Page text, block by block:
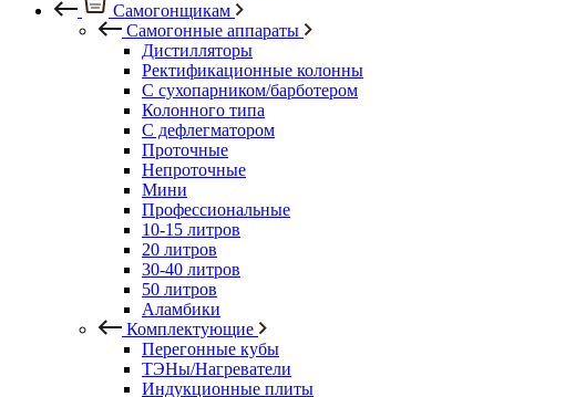
Самогонщикам
Самогонные аппараты
Дистилляторы
Ректификационные колонны
С сухопарником/барботером
Колонного типа
С дефлегматором
Проточные
Непроточные
Мини
Профессиональные
10-15 литров
20 литров
30-40 литров
50 литров
Аламбики
Комплектующие
Перегонные кубы
ТЭНы/Нагреватели
Индукционные плиты